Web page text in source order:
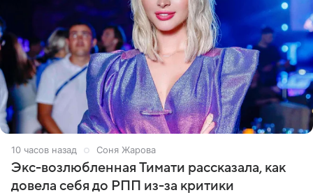
10 часов назад Соня Жарова
Экс-возлюбленная Тимати рассказала, как
довела себя до РПП из-за критики